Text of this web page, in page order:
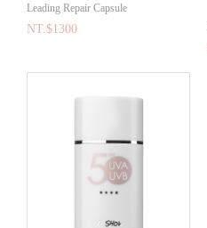
Leading Repair Capsule
NT.$1300